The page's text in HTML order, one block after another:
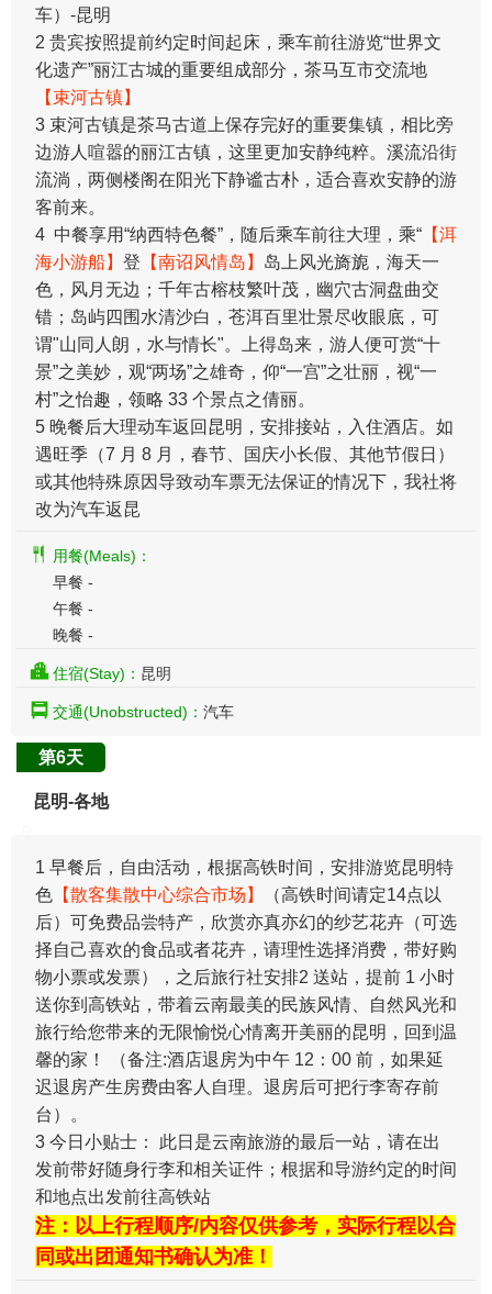
车）-昆明
2 贵宾按照提前约定时间起床，乘车前往游览“世界文
化遗产”丽江古城的重要组成部分，茶马互市交流地
【束河古镇】
3 束河古镇是茶马古道上保存完好的重要集镇，相比旁
边游人喧嚣的丽江古镇，这里更加安静纯粹。溪流沿街
流淌，两侧楼阁在阳光下静谧古朴，适合喜欢安静的游
客前来。
4 中餐享用“纳西特色餐”，随后乘车前往大理，乘“ 【洱
海小游船】 登 【南诏风情岛】 岛上风光旖旎，海天一
色，风月无边；千年古榕枝繁叶茂，幽穴古洞盘曲交
错；岛屿四围水清沙白，苍洱百里壮景尽收眼底，可
谓"山同人朗，水与情长"。上得岛来，游人便可赏“十
景”之美妙，观“两场”之雄奇，仰“一宫”之壮丽，视“一
村”之怡趣，领略 33 个景点之倩丽。
5 晚餐后大理动车返回昆明，安排接站，入住酒店。如
遇旺季（7 月 8 月，春节、国庆小长假、其他节假日）
或其他特殊原因导致动车票无法保证的情况下，我社将
改为汽车返昆
用餐(Meals)：
早餐 -
午餐 -
晚餐 -
住宿(Stay)： 昆明
交通(Unobstructed)： 汽车
第6天
昆明-各地
1 早餐后，自由活动，根据高铁时间，安排游览昆明特
色 【散客集散中心综合市场】
（高铁时间请定14点以
后）可免费品尝特产，欣赏亦真亦幻的纱艺花卉（可选
择自己喜欢的食品或者花卉，请理性选择消费，带好购
物小票或发票），之后旅行社安排2 送站，提前 1 小时
送你到高铁站，带着云南最美的民族风情、自然风光和
旅行给您带来的无限愉悦心情离开美丽的昆明，回到温
馨的家！ （备注:酒店退房为中午 12：00 前，如果延
迟退房产生房费由客人自理。退房后可把行李寄存前
台）。
3 今日小贴士： 此日是云南旅游的最后一站，请在出
发前带好随身行李和相关证件；根据和导游约定的时间
和地点出发前往高铁站
注：以上行程顺序/内容仅供参考，实际行程以合
同或出团通知书确认为准！